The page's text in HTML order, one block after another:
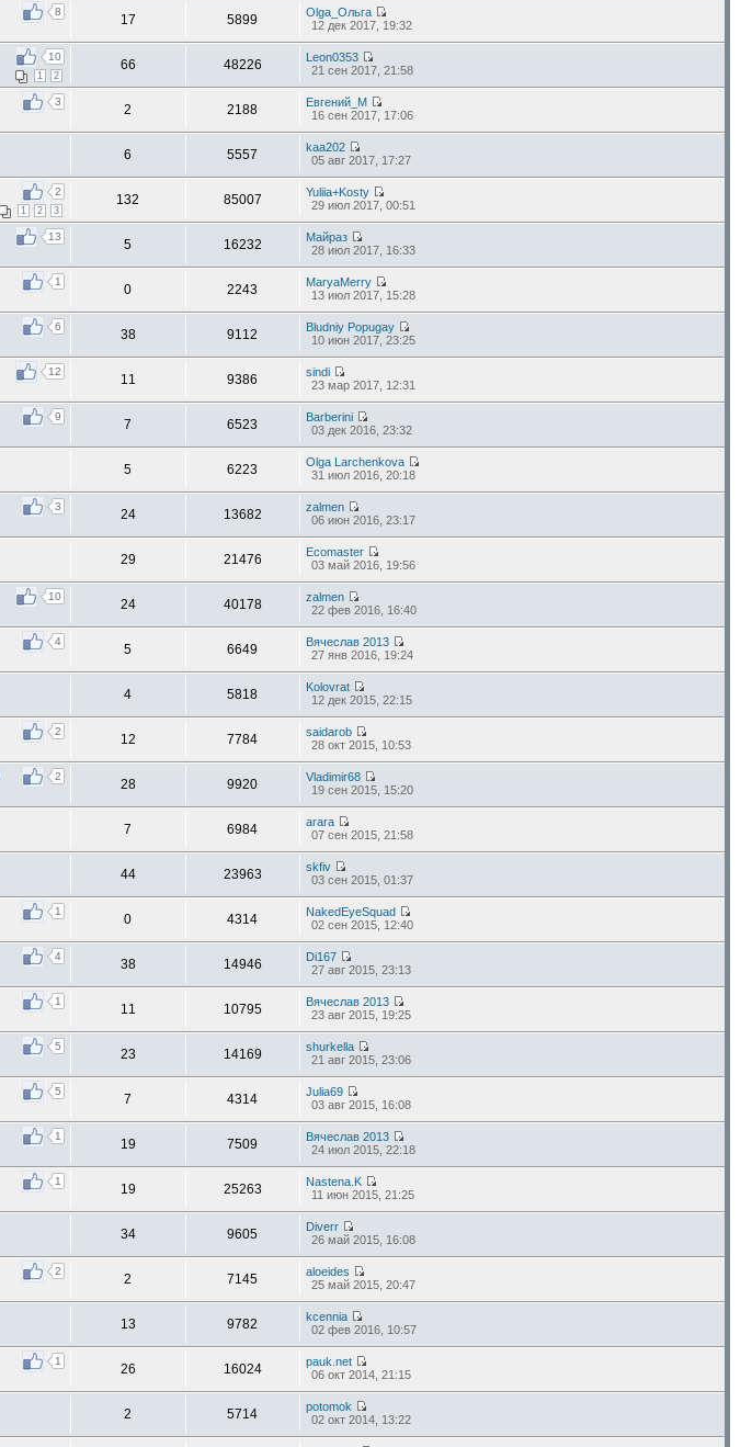
8
17 5899
Olga_Ольга
12 дек 2017, 19:32
10
1 2
66 48226
Leon0353
21 сен 2017, 21:58
3
2 2188
Евгений_М
16 сен 2017, 17:06
6 5557
kaa202
05 авг 2017, 17:27
2
1 2 3
132 85007
Yuliia+Kosty
29 июл 2017, 00:51
13
5 16232
Майраз
28 июл 2017, 16:33
1
0 2243
MaryaMerry
13 июл 2017, 15:28
6
38 9112
Bludniy Popugay
10 июн 2017, 23:25
12
11 9386
sindi
23 мар 2017, 12:31
9
7 6523
Barberini
03 дек 2016, 23:32
5 6223
Olga Larchenkova
31 июл 2016, 20:18
3
24 13682
zalmen
06 июн 2016, 23:17
29 21476
Ecomaster
03 май 2016, 19:56
10
24 40178
zalmen
22 фев 2016, 16:40
4
5 6649
Вячеслав 2013
27 янв 2016, 19:24
4 5818
Kolovrat
12 дек 2015, 22:15
2
12 7784
saidarob
28 окт 2015, 10:53
2
28 9920
Vladimir68
19 сен 2015, 15:20
7 6984
arara
07 сен 2015, 21:58
44 23963
skfiv
03 сен 2015, 01:37
1
0 4314
NakedEyeSquad
02 сен 2015, 12:40
4
38 14946
Di167
27 авг 2015, 23:13
1
11 10795
Вячеслав 2013
23 авг 2015, 19:25
5
23 14169
shurkella
21 авг 2015, 23:06
5
7 4314
Julia69
03 авг 2015, 16:08
1
19 7509
Вячеслав 2013
24 июл 2015, 22:18
1
19 25263
Nastena.K
11 июн 2015, 21:25
34 9605
Diverr
26 май 2015, 16:08
2
2 7145
aloeides
25 май 2015, 20:47
13 9782
kcennia
02 фев 2016, 10:57
1
26 16024
pauk.net
06 окт 2014, 21:15
2 5714
potomok
02 окт 2014, 13:22